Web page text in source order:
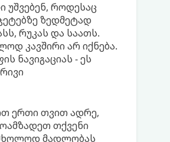
უშვებენ, როდესაც
ზედმეტად
რუკას და საათს.
კავშირი არ იქნება.
ნავიგაციას - ეს
ერთი თვით ადრე,
თქვენი
მხოლოდ მადლობას